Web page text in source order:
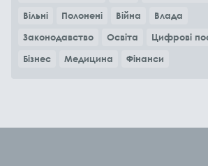
Вільні
Полонені Війна
Влада
Законодавство
Освіта
Цифрові
Бізнес
Медицина Фінанси